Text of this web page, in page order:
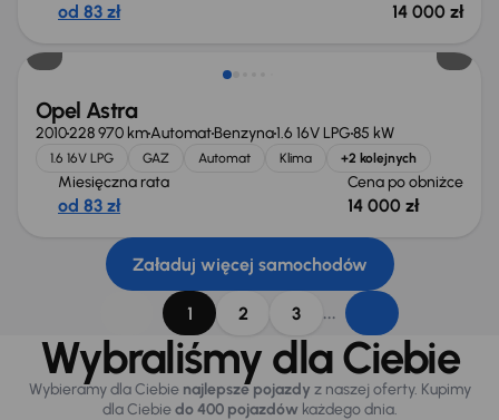
od 83 zł 14 000 zł
Taniej o 1 000 zł
Opel Astra
2010228 970 kmAutomatBenzyna1.6 16V LPG85 kW
1.6 16V LPG GAZ Automat Klima +2 kolejnych
Miesięczna rata
od 83 zł
Cena po obniżce
14 000 zł
Załaduj więcej samochodów
1 2 3 ...
Wybraliśmy dla Ciebie
Wybieramy dla Ciebie najlepsze pojazdy z naszej oferty. Kupimy
dla Ciebiedo 400 pojazdówkażdego dnia.